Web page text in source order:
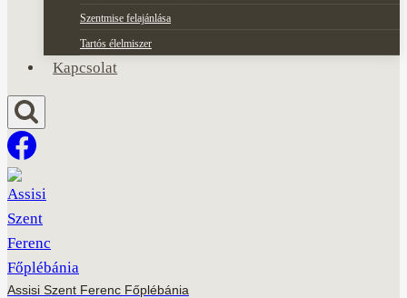
Szentmise felajánlása
Tartós élelmiszer
Kapcsolat
Assisi Szent Ferenc Főplébánia